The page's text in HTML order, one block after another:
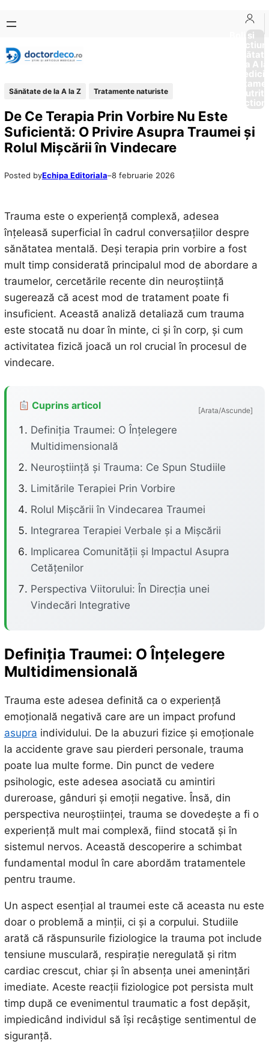
conținut
content
Boli si
Afectiuni
Sănătate
de la A
Sănătate de la A la Z Tratamente naturiste
De Ce Terapia Prin Vorbire Nu Este
Suficientă: O Privire Asupra Traumei și
Rolul Mișcării în Vindecare
Posted byEchipa Editoriala–8 februarie 2026
Trauma este o experiență complexă, adesea
înțeleasă superficial în cadrul conversațiilor despre
sănătatea mentală. Deși terapia prin vorbire a fost
mult timp considerată principalul mod de abordare a
traumelor, cercetările recente din neuroștiință
sugerează că acest mod de tratament poate fi
insuficient. Această analiză detaliază cum trauma
este stocată nu doar în minte, ci și în corp, și cum
activitatea fizică joacă un rol crucial în procesul de
vindecare.
Cuprins articol [Arata/Ascunde]
Definiția Traumei: O Înțelegere
Multidimensională
Neuroștiință și Trauma: Ce Spun Studiile
Limitările Terapiei Prin Vorbire
Rolul Mișcării în Vindecarea Traumei
Integrarea Terapiei Verbale și a Mișcării
Implicarea Comunității și Impactul Asupra
Cetățenilor
Perspectiva Viitorului: În Direcția unei
Vindecări Integrative
Definiția Traumei: O Înțelegere
Multidimensională
Trauma este adesea definită ca o experiență
emoțională negativă care are un impact profund
asupra individului. De la abuzuri fizice și emoționale
la accidente grave sau pierderi personale, trauma
poate lua multe forme. Din punct de vedere
psihologic, este adesea asociată cu amintiri
dureroase, gânduri și emoții negative. Însă, din
perspectiva neuroștiinței, trauma se dovedește a fi o
experiență mult mai complexă, fiind stocată și în
sistemul nervos. Această descoperire a schimbat
fundamental modul în care abordăm tratamentele
pentru traume.
Un aspect esențial al traumei este că aceasta nu este
doar o problemă a minții, ci și a corpului. Studiile
arată că răspunsurile fiziologice la trauma pot include
tensiune musculară, respirație neregulată și ritm
cardiac crescut, chiar și în absența unei amenințări
imediate. Aceste reacții fiziologice pot persista mult
timp după ce evenimentul traumatic a fost depășit,
impiedicând individul să își recâștige sentimentul de
siguranță.